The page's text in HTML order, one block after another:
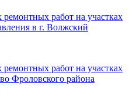
работ на участках
в г. Волжский
работ на участках
Фроловского района